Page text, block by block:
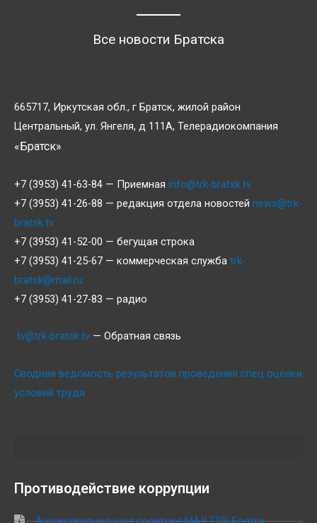
Все новости Братска
665717, Иркутская обл., г Братск, жилой район
Центральный, ул. Янгеля, д 111А, Телерадиокомпания
«Братск»
+7 (3953) 41-63-84 — Приемная info@trk-bratsk.tv
+7 (3953) 41-26-88 — редакция отдела новостей news@trk-
bratsk.tv
+7 (3953) 41-52-00 — бегущая строка
+7 (3953) 41-25-67 — коммерческая служба trk-
bratsk@mail.ru
+7 (3953) 41-27-83 — радио
tv@trk-bratsk.tv — Обратная связь
Сводная ведомость результатов проведения спец оценки
условий труда
Противодействие коррупции